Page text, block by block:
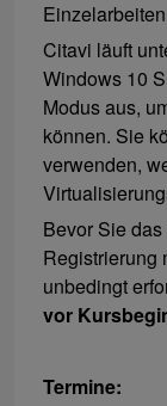
Citavi läuft
Windows 10
Modus aus,
können. Sie
verwenden,
Bevor Sie
Registrierung
unbedingt
vor
Termine: